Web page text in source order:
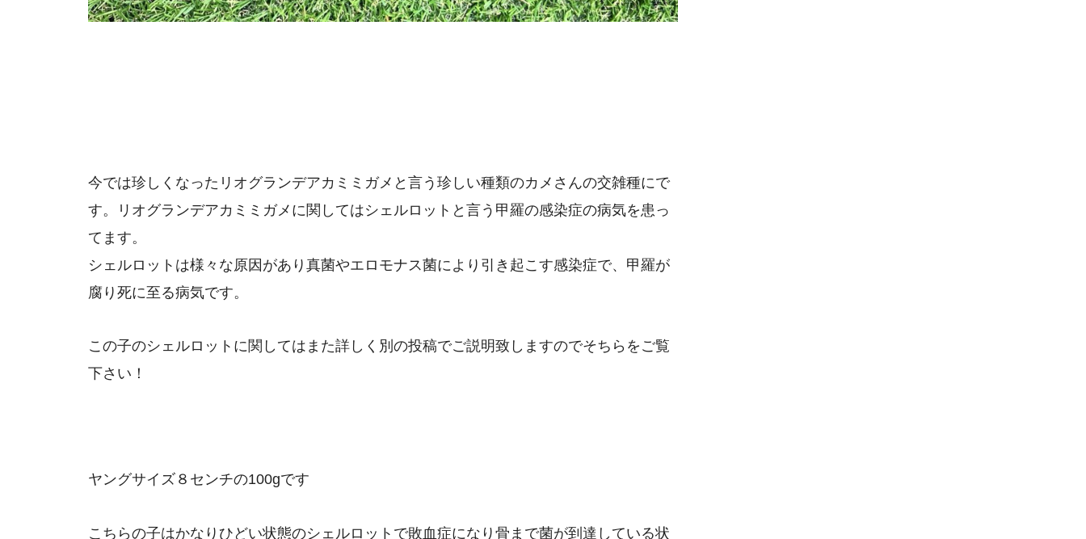
今では珍しくなったリオグランデアカミミガメと言う珍しい種類のカメさんの交雑種にで
す。リオグランデアカミミガメに関してはシェルロットと言う甲羅の感染症の病気を患っ
てます。
シェルロットは様々な原因があり真菌やエロモナス菌により引き起こす感染症で、甲羅が
腐り死に至る病気です。
この子のシェルロットに関してはまた詳しく別の投稿でご説明致しますのでそちらをご覧
下さい！
ヤングサイズ８センチの100gです
こちらの子はかなりひどい状態のシェルロットで敗血症になり骨まで菌が到達している状